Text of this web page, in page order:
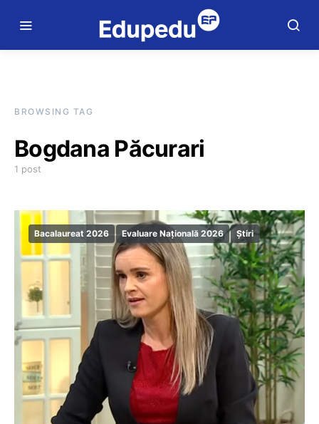
BROWSING TAG
Bogdana Păcurari
1 post
Bacalaureat 2026 Evaluare Națională 2026 Știri